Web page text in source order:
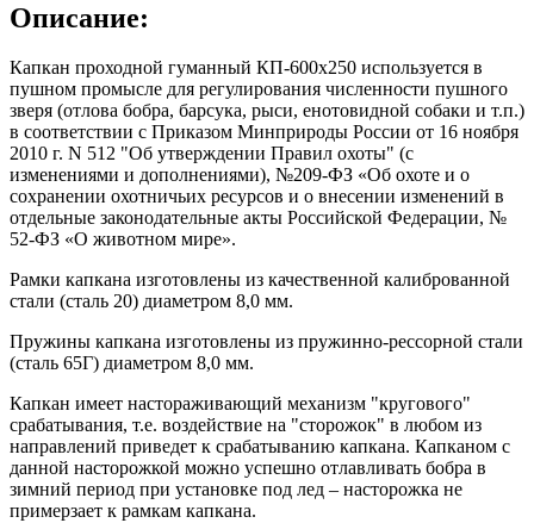
Описание:
Капкан проходной гуманный КП-600х250 используется в
пушном промысле для регулирования численности пушного
зверя (отлова бобра, барсука, рыси, енотовидной собаки и т.п.)
в соответствии с Приказом Минприроды России от 16 ноября
2010 г. N 512 "Об утверждении Правил охоты" (с
изменениями и дополнениями), №209-ФЗ «Об охоте и о
сохранении охотничьих ресурсов и о внесении изменений в
отдельные законодательные акты Российской Федерации, №
52-ФЗ «О животном мире».
Рамки капкана изготовлены из качественной калиброванной
стали (сталь 20) диаметром 8,0 мм.
Пружины капкана изготовлены из пружинно-рессорной стали
(сталь 65Г) диаметром 8,0 мм.
Капкан имеет настораживающий механизм "кругового"
срабатывания, т.е. воздействие на "сторожок" в любом из
направлений приведет к срабатыванию капкана. Капканом с
данной насторожкой можно успешно отлавливать бобра в
зимний период при установке под лед – насторожка не
примерзает к рамкам капкана.